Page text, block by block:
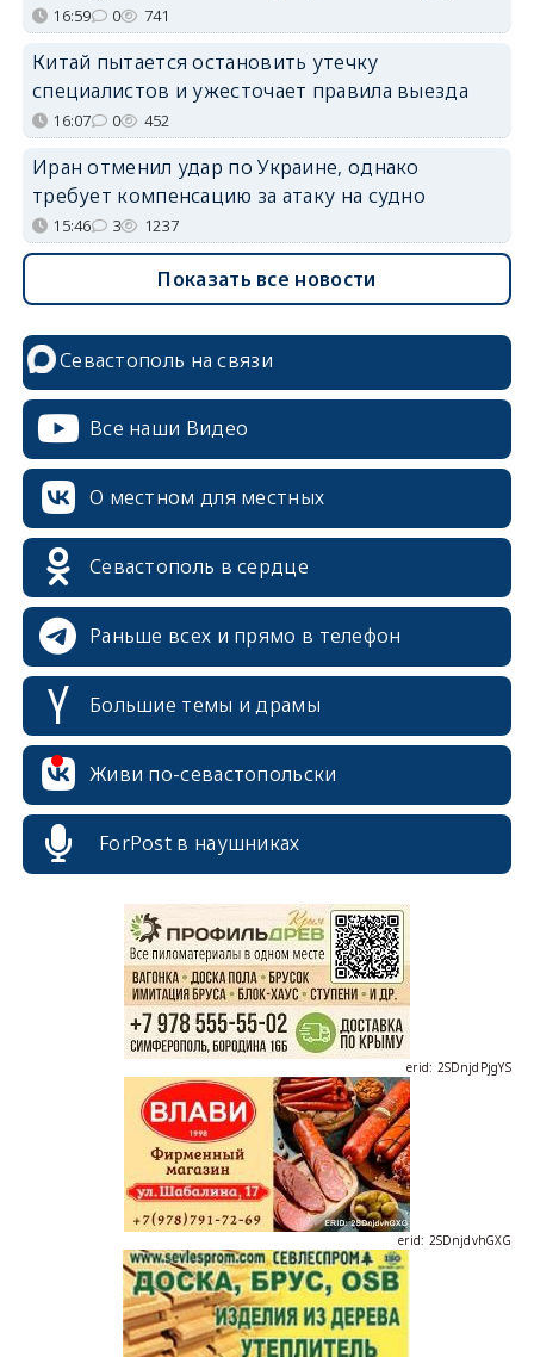
16:59 0 741
Китай пытается остановить утечку
специалистов и ужесточает правила выезда
16:07 0 452
Иран отменил удар по Украине, однако
требует компенсацию за атаку на судно
15:46 3 1237
Показать все новости
Севастополь на связи
Все наши Видео
О местном для местных
Севастополь в сердце
Раньше всех и прямо в телефон
Большие темы и драмы
Живи по-севастопольски
ForPost в наушниках
erid: 2SDnjdPjgYS
erid: 2SDnjdvhGXG